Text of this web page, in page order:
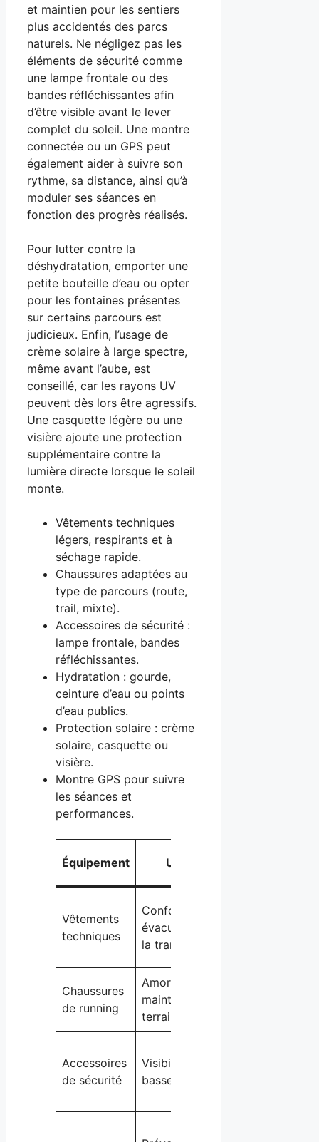
et maintien pour les sentiers
plus accidentés des parcs
naturels. Ne négligez pas les
éléments de sécurité comme
une lampe frontale ou des
bandes réfléchissantes afin
d’être visible avant le lever
complet du soleil. Une montre
connectée ou un GPS peut
également aider à suivre son
rythme, sa distance, ainsi qu’à
moduler ses séances en
fonction des progrès réalisés.
Pour lutter contre la
déshydratation, emporter une
petite bouteille d’eau ou opter
pour les fontaines présentes
sur certains parcours est
judicieux. Enfin, l’usage de
crème solaire à large spectre,
même avant l’aube, est
conseillé, car les rayons UV
peuvent dès lors être agressifs.
Une casquette légère ou une
visière ajoute une protection
supplémentaire contre la
lumière directe lorsque le soleil
monte.
Vêtements techniques
légers, respirants et à
séchage rapide.
Chaussures adaptées au
type de parcours (route,
trail, mixte).
Accessoires de sécurité :
lampe frontale, bandes
réfléchissantes.
Hydratation : gourde,
ceinture d’eau ou points
d’eau publics.
Protection solaire : crème
solaire, casquette ou
visière.
Montre GPS pour suivre
les séances et
performances.
Équipement Utilité
Vêtements
techniques
Confort et
évacuation de
la transpiration
Chaussures
de running
Amorti et
maintien selon
terrain
Accessoires
de sécurité
Visibilité en
basse lumière